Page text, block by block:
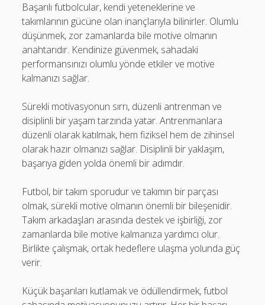
Başarılı futbolcular, kendi yeteneklerine ve
takımlarının gücüne olan inançlarıyla bilinirler. Olumlu
düşünmek, zor zamanlarda bile motive olmanın
anahtarıdır. Kendinize güvenmek, sahadaki
performansınızı olumlu yönde etkiler ve motive
kalmanızı sağlar.
Sürekli motivasyonun sırrı, düzenli antrenman ve
disiplinli bir yaşam tarzında yatar. Antrenmanlara
düzenli olarak katılmak, hem fiziksel hem de zihinsel
olarak hazır olmanızı sağlar. Disiplinli bir yaklaşım,
başarıya giden yolda önemli bir adımdır.
Futbol, bir takım sporudur ve takımın bir parçası
olmak, sürekli motive olmanın önemli bir bileşenidir.
Takım arkadaşları arasında destek ve işbirliği, zor
zamanlarda bile motive kalmanıza yardımcı olur.
Birlikte çalışmak, ortak hedeflere ulaşma yolunda güç
verir.
Küçük başarıları kutlamak ve ödüllendirmek, futbol